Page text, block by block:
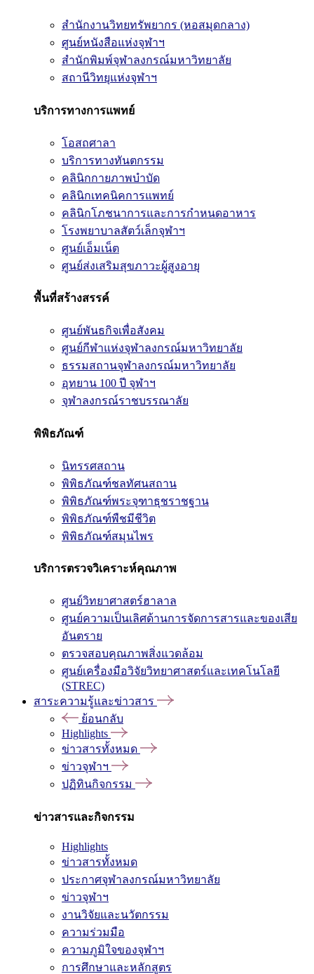
สำนักงานวิทยทรัพยากร (หอสมุดกลาง)
ศูนย์หนังสือแห่งจุฬาฯ
สำนักพิมพ์จุฬาลงกรณ์มหาวิทยาลัย
สถานีวิทยุแห่งจุฬาฯ
บริการทางการแพทย์
โอสถศาลา
บริการทางทันตกรรม
คลินิกกายภาพบำบัด
คลินิกเทคนิคการแพทย์
คลินิกโภชนาการและการกำหนดอาหาร
โรงพยาบาลสัตว์เล็กจุฬาฯ
ศูนย์เอ็มเน็ต
ศูนย์ส่งเสริมสุขภาวะผู้สูงอายุ
พื้นที่สร้างสรรค์
ศูนย์พันธกิจเพื่อสังคม
ศูนย์กีฬาแห่งจุฬาลงกรณ์มหาวิทยาลัย
ธรรมสถานจุฬาลงกรณ์มหาวิทยาลัย
อุทยาน 100 ปี จุฬาฯ
จุฬาลงกรณ์ราชบรรณาลัย
พิพิธภัณฑ์
นิทรรศสถาน
พิพิธภัณฑ์ชลทัศนสถาน
พิพิธภัณฑ์พระจุฑาธุชราชฐาน
พิพิธภัณฑ์พืชมีชีวิต
พิพิธภัณฑ์สมุนไพร
บริการตรวจวิเคราะห์คุณภาพ
ศูนย์วิทยาศาสตร์ฮาลาล
ศูนย์ความเป็นเลิศด้านการจัดการสารและของเสีย
อันตราย
ตรวจสอบคุณภาพสิ่งแวดล้อม
ศูนย์เครื่องมือวิจัยวิทยาศาสตร์และเทคโนโลยี
(STREC)
สาระความรู้และข่าวสาร
ย้อนกลับ
Highlights
ข่าวสารทั้งหมด
ข่าวจุฬาฯ
ปฏิทินกิจกรรม
ข่าวสารและกิจกรรม
Highlights
ข่าวสารทั้งหมด
ประกาศจุฬาลงกรณ์มหาวิทยาลัย
ข่าวจุฬาฯ
งานวิจัยและนวัตกรรม
ความร่วมมือ
ความภูมิใจของจุฬาฯ
การศึกษาและหลักสูตร